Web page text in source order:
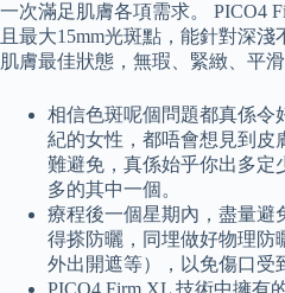
一次滿足肌膚各項需求。 PICO4
且最大15mm光斑點，能針對深
肌膚最佳狀態，無瑕、緊緻、平滑
相信色斑呢個問題都真係令
紀的女性，都唔會想見到皮
難避免，真係始乎你出多定
多的其中一個。
療程後一個星期內，盡量避
得搽防曬，同埋做好物理防
外出開遮等），以免傷口受